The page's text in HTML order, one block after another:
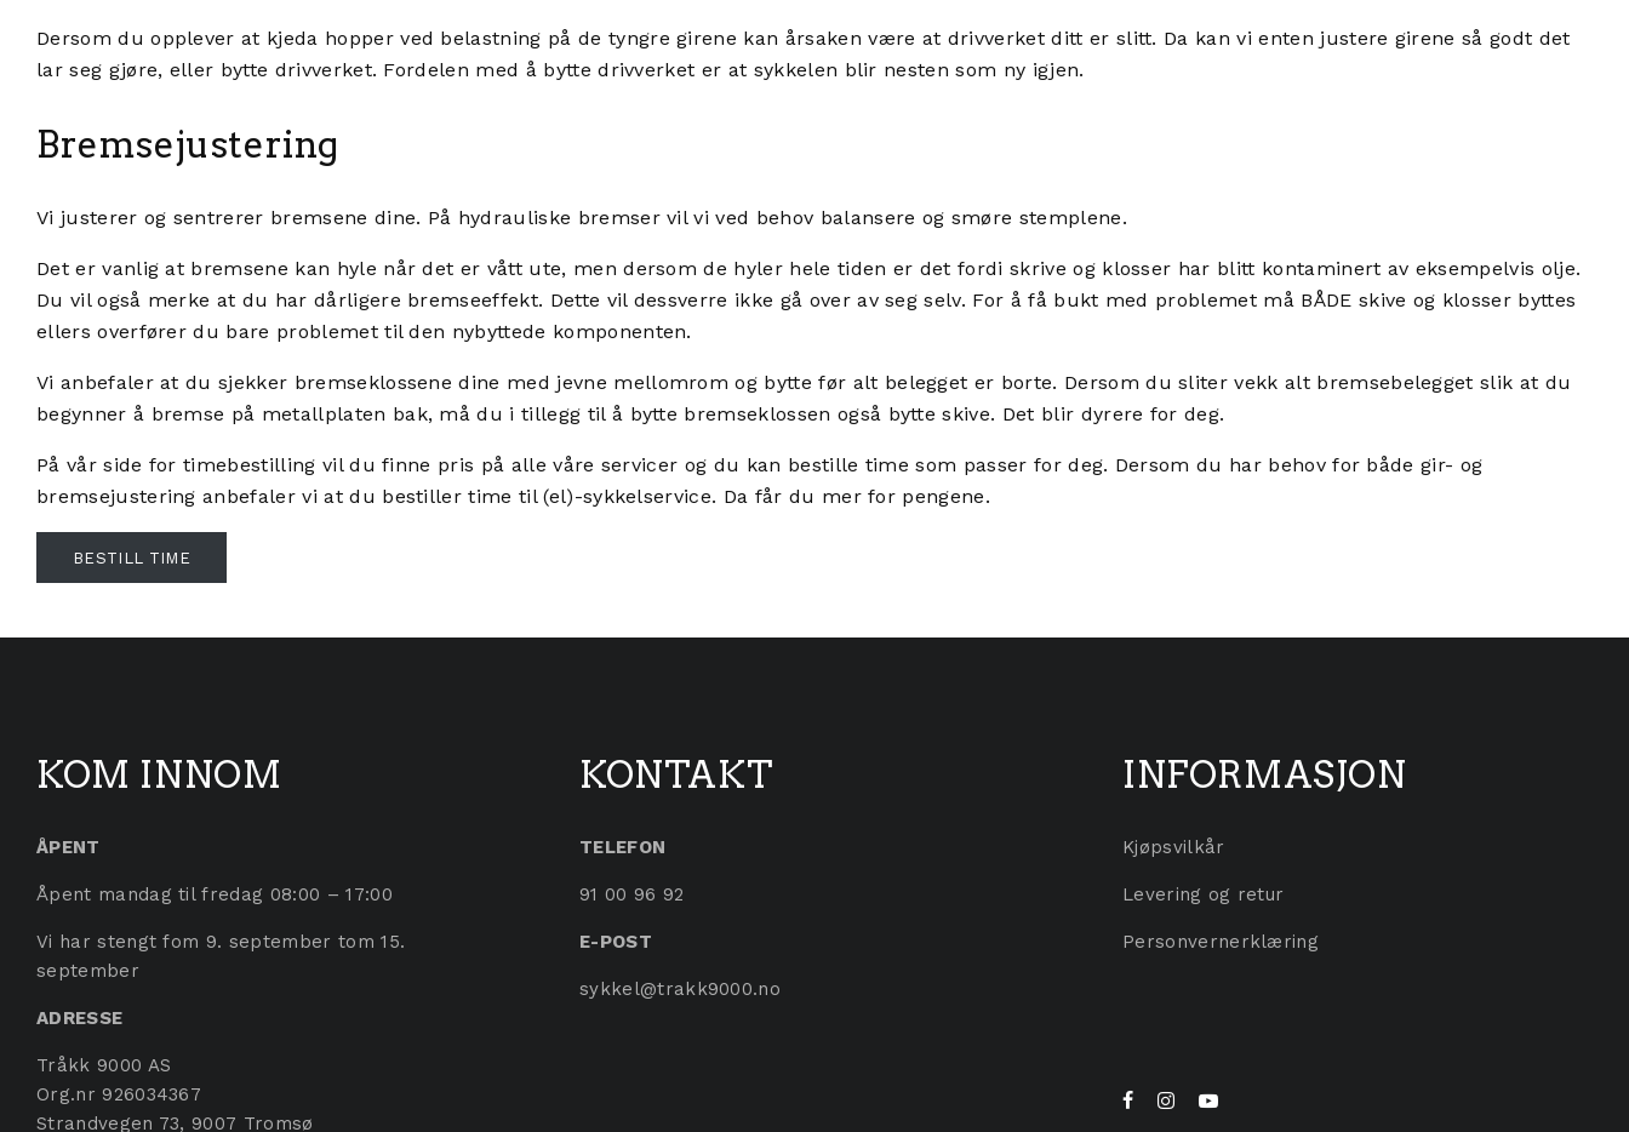
Dersom du opplever at kjeda hopper ved belastning på de tyngre girene kan årsaken være at drivverket ditt er slitt. Da kan vi enten justere girene så godt det
lar seg gjøre, eller bytte drivverket. Fordelen med å bytte drivverket er at sykkelen blir nesten som ny igjen.
Bremsejustering
Vi justerer og sentrerer bremsene dine. På hydrauliske bremser vil vi ved behov balansere og smøre stemplene.
Det er vanlig at bremsene kan hyle når det er vått ute, men dersom de hyler hele tiden er det fordi skrive og klosser har blitt kontaminert av eksempelvis olje.
Du vil også merke at du har dårligere bremseeffekt. Dette vil dessverre ikke gå over av seg selv. For å få bukt med problemet må BÅDE skive og klosser byttes
ellers overfører du bare problemet til den nybyttede komponenten.
Vi anbefaler at du sjekker bremseklossene dine med jevne mellomrom og bytte før alt belegget er borte. Dersom du sliter vekk alt bremsebelegget slik at du
begynner å bremse på metallplaten bak, må du i tillegg til å bytte bremseklossen også bytte skive. Det blir dyrere for deg.
På vår side for timebestilling vil du finne pris på alle våre servicer og du kan bestille time som passer for deg. Dersom du har behov for både gir- og
bremsejustering anbefaler vi at du bestiller time til (el)-sykkelservice. Da får du mer for pengene.
BESTILL TIME
KOM INNOM
ÅPENT
Åpent mandag til fredag 08:00 – 17:00
Vi har stengt fom 9. september tom 15.
september
ADRESSE
Tråkk 9000 AS
Org.nr 926034367
Strandvegen 73, 9007 Tromsø
KONTAKT
TELEFON
91 00 96 92
E-POST
sykkel@trakk9000.no
INFORMASJON
Kjøpsvilkår
Levering og retur
Personvernerklæring